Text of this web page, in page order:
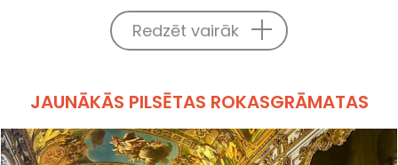
Redzēt vairāk
JAUNĀKĀS PILSĒTAS ROKASGRĀMATAS